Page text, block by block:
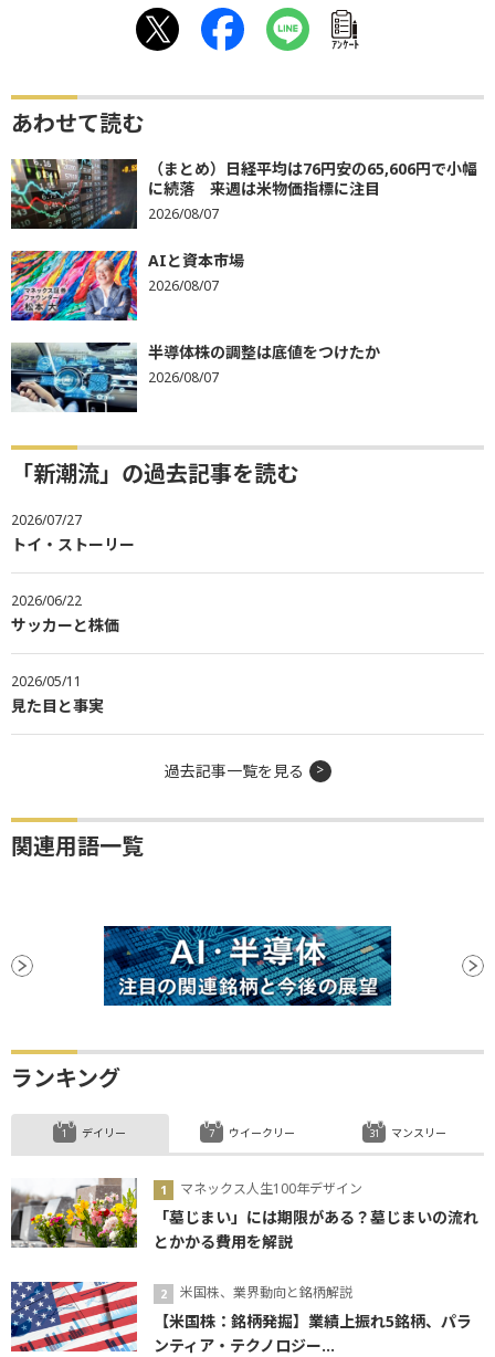
ｱﾝｹｰﾄ
あわせて読む
（まとめ）日経平均は76円安の65,606円で小幅
に続落 来週は米物価指標に注目
2026/08/07
AIと資本市場
2026/08/07
半導体株の調整は底値をつけたか
2026/08/07
「新潮流」の過去記事を読む
2026/07/27
トイ・ストーリー
2026/06/22
サッカーと株価
2026/05/11
見た目と事実
過去記事一覧を見る
関連用語一覧
ランキング
デイリー
マネックス人生100年デザイン
「墓じまい」には期限がある？墓じまいの流れ
とかかる費用を解説
米国株、業界動向と銘柄解説
【米国株：銘柄発掘】業績上振れ5銘柄、パラ
ンティア・テクノロジー...
ウイークリー マンスリー